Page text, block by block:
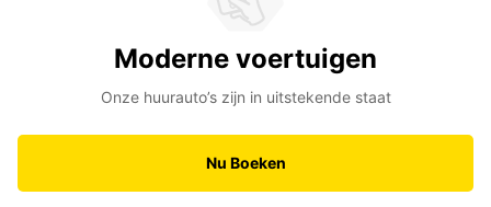
Moderne voertuigen
Onze huurauto’s zijn in uitstekende staat
Nu Boeken